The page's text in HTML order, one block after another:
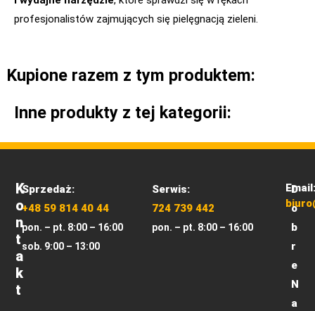
profesjonalistów zajmujących się pielęgnacją zieleni.
Kupione razem z tym produktem:
Inne produkty z tej kategorii:
K
O
N
T
A
K
T
Sprzedaż:
+48 59 814 40 44
pon. – pt. 8:00 – 16:00
sob. 9:00 – 13:00
Serwis:
724 739 442
pon. – pt. 8:00 – 16:00
Email:
D
o
b
r
e
N
a